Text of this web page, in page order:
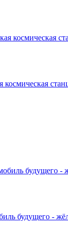
космическая
будущего -